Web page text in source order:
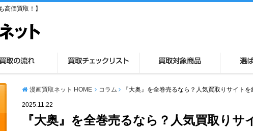
高価買取！】
漫画買取ネット HOME コラム 『大奥』を全巻売るなら？人気買取りサイトを
2025.11.22
『大奥』を全巻売るなら？人気買取りサ